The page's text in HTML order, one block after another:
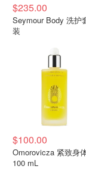
$235.00
Seymour Body 洗护
装
$100.00
Omorovicza 紧致身
100 mL